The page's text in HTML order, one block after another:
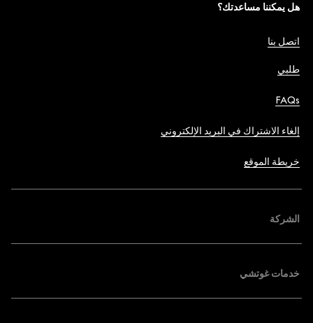
هل يمكننا مساعدتك؟
اتصل بنا
طلبي
FAQs
إلغاء الاشتراك في البريد الإلكتروني
خريطة الموقع
الشركة
خدمات غوتشي